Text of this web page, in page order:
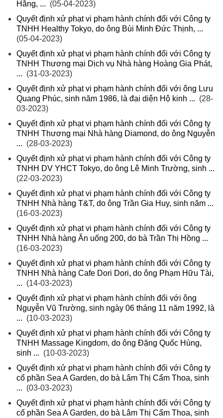
Hằng, ... (05-04-2023)
Quyết định xử phạt vi phạm hành chính đối với Công ty
TNHH Healthy Tokyo, do ông Bùi Minh Đức Thịnh, ...
(05-04-2023)
Quyết định xử phạt vi phạm hành chính đối với Công ty
TNHH Thương mại Dịch vụ Nhà hàng Hoàng Gia Phát,
... (31-03-2023)
Quyết định xử phạt vi phạm hành chính đối với ông Lưu
Quang Phúc, sinh năm 1986, là đại diện Hộ kinh ... (28-
03-2023)
Quyết định xử phạt vi phạm hành chính đối với Công ty
TNHH Thương mại Nhà hàng Diamond, do ông Nguyễn
... (28-03-2023)
Quyết định xử phạt vi phạm hành chính đối với Công ty
TNHH DV YHCT Tokyo, do ông Lê Minh Trường, sinh ...
(22-03-2023)
Quyết định xử phạt vi phạm hành chính đối với Công ty
TNHH Nhà hàng T&T, do ông Trần Gia Huy, sinh năm ...
(16-03-2023)
Quyết định xử phạt vi phạm hành chính đối với Công ty
TNHH Nhà hàng Ăn uống 200, do bà Trần Thị Hồng ...
(16-03-2023)
Quyết định xử phạt vi phạm hành chính đối với Công ty
TNHH Nhà hàng Cafe Dori Dori, do ông Phạm Hữu Tài,
... (14-03-2023)
Quyết định xử phạt vi phạm hành chính đối với ông
Nguyễn Vũ Trường, sinh ngày 06 tháng 11 năm 1992, là
... (10-03-2023)
Quyết định xử phạt vi phạm hành chính đối với Công ty
TNHH Massage Kingdom, do ông Đặng Quốc Hùng,
sinh ... (10-03-2023)
Quyết định xử phạt vi phạm hành chính đối với Công ty
cổ phần Sea A Garden, do bà Lâm Thị Cẩm Thoa, sinh
... (03-03-2023)
Quyết định xử phạt vi phạm hành chính đối với Công ty
cổ phần Sea A Garden, do bà Lâm Thị Cẩm Thoa, sinh